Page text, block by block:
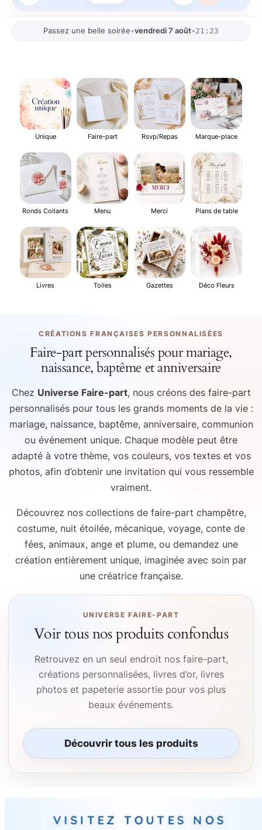
Passez une belle soirée•vendredi 7 août•21:23
Unique Faire-part Rsvp/Repas Marque-place
Ronds Collants Menu Merci Plans de table
Livres Toiles Gazettes Déco Fleurs
CRÉATIONS FRANÇAISES PERSONNALISÉES
Faire-part personnalisés pour mariage,
naissance, baptême et anniversaire
Chez Universe Faire-part, nous créons des faire-part
personnalisés pour tous les grands moments de la vie :
mariage, naissance, baptême, anniversaire, communion
ou événement unique. Chaque modèle peut être
adapté à votre thème, vos couleurs, vos textes et vos
photos, afin d’obtenir une invitation qui vous ressemble
vraiment.
Découvrez nos collections de faire-part champêtre,
costume, nuit étoilée, mécanique, voyage, conte de
fées, animaux, ange et plume, ou demandez une
création entièrement unique, imaginée avec soin par
une créatrice française.
UNIVERSE FAIRE-PART
Voir tous nos produits confondus
Retrouvez en un seul endroit nos faire-part,
créations personnalisées, livres d’or, livres
photos et papeterie assortie pour vos plus
beaux événements.
Découvrir tous les produits
VISITEZ TOUTES NOS